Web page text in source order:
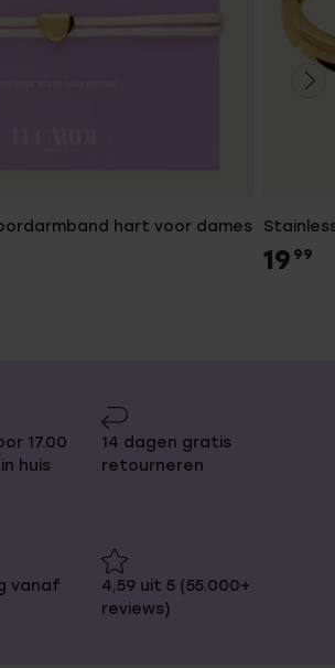
hart voor dames
19 99
17.00
huis
14 dagen gratis
retourneren
vanaf
4,59 uit 5 (55.000+
reviews)